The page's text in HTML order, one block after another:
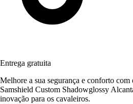
Entrega gratuita
Melhore a sua segurança e conforto com
Samshield Custom Shadowglossy
inovação para os cavaleiros.